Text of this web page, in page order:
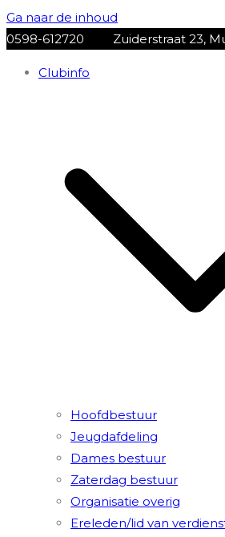
Ga naar de inhoud
0598-612720
Zuiderstraat 23,
Clubinfo
Hoofdbestuur
Jeugdafdeling
Dames bestuur
Zaterdag bestuur
Organisatie overig
Ereleden/lid van